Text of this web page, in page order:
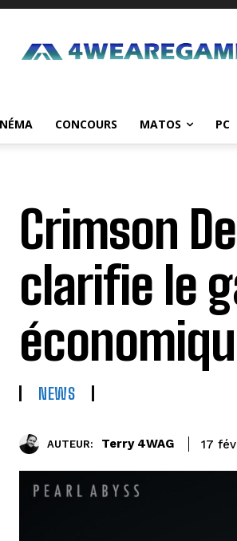
CONCOURS MATOS PC
Crimson
clarifie le
NEWS
AUTEUR: Terry 4WAG 17